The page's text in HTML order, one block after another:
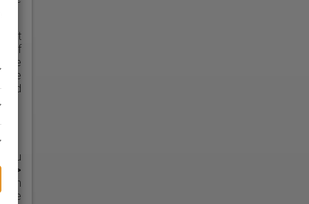
die
Sie
>
. Um